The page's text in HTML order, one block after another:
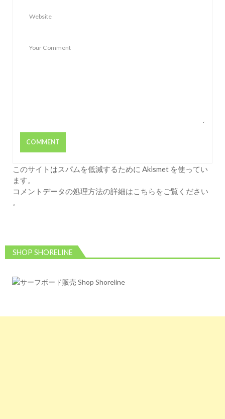
このサイトはスパムを低減するために Akismet を使ってい
ます。
コメントデータの処理方法の詳細はこちらをご覧ください
。
SHOP SHORELINE